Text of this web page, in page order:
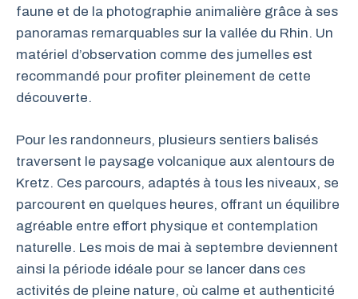
faune et de la photographie animalière grâce à ses
panoramas remarquables sur la vallée du Rhin. Un
matériel d’observation comme des jumelles est
recommandé pour profiter pleinement de cette
découverte.
Pour les randonneurs, plusieurs sentiers balisés
traversent le paysage volcanique aux alentours de
Kretz. Ces parcours, adaptés à tous les niveaux, se
parcourent en quelques heures, offrant un équilibre
agréable entre effort physique et contemplation
naturelle. Les mois de mai à septembre deviennent
ainsi la période idéale pour se lancer dans ces
activités de pleine nature, où calme et authenticité